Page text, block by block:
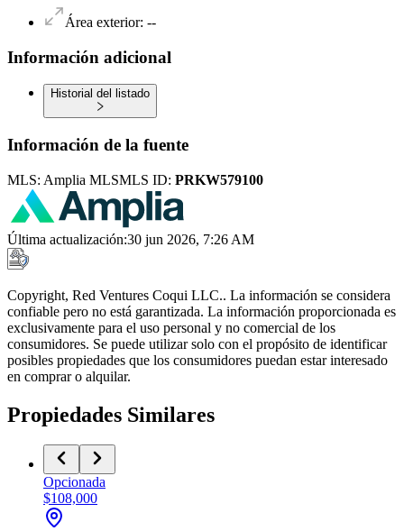
Área exterior: --
Información adicional
Historial del listado
Información de la fuente
MLS: Amplia MLSMLS ID: PRKW579100
Última actualización:30 jun 2026, 7:26 AM
Copyright, Red Ventures Coqui LLC.. La información se considera
confiable pero no está garantizada. La información proporcionada es
exclusivamente para el uso personal y no comercial de los
consumidores. Se puede utilizar solo con el propósito de identificar
posibles propiedades que los consumidores puedan estar interesado
en comprar o alquilar.
Propiedades Similares
Opcionada
$108,000